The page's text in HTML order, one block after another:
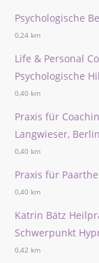
Psychologische
0,24 km
Life & Personal
Psychologische
0,40 km
Praxis für
Langwieser, Berlin
0,40 km
Praxis für
0,40 km
Katrin Bätz
Schwerpunkt
0,42 km